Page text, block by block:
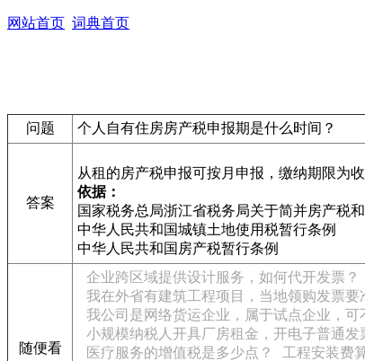
网站首页 词典首页
问题 个人自有住房房产税申报期是什么时间？
答案
从租的房产税申报可按月申报，缴纳期限为
依据：
国家税务总局浙江省税务局关于简并房产税
中华人民共和国城镇土地使用税暂行条例
中华人民共和国房产税暂行条例
随便看
企业跨区域提供设计服务，如何代开发票？
我在外省有建筑工程项目，当地领购发票要
我公司是网络货运企业，属于试点企业，
小规模纳税人开具厂房租金，开电子普通发
医疗服务的增值税是多少点？
工程安装费